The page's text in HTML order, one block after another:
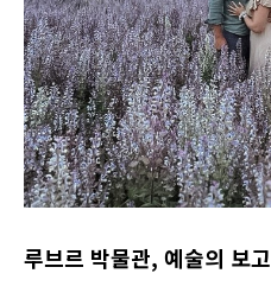
루브르 박물관, 예술의 보고